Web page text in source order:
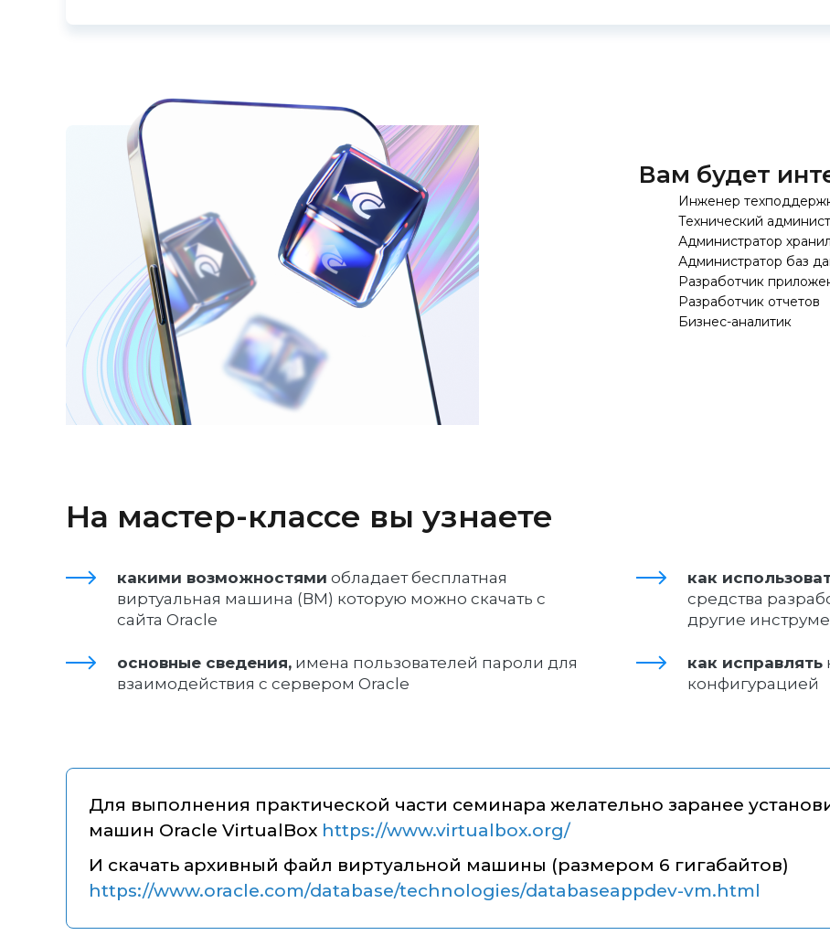
Вам будет
Инженер
Технический
Администратор
Администратор баз
Разработчик
Разработчик отчетов
Бизнес-аналитик
На мастер-классе вы узнаете
какими возможностями обладает бесплатная
виртуальная машина (ВМ) которую можно скачать с
сайта Oracle
как
средства
другие
основные сведения, имена пользователей пароли для
взаимодействия с сервером Oracle
как исправлять
конфигурацией
Для выполнения практической части семинара желательно заранее
машин Oracle VirtualBox https://www.virtualbox.org/
И скачать архивный файл виртуальной машины (размером 6 гигабайтов)
https://www.oracle.com/database/technologies/databaseappdev-vm.html